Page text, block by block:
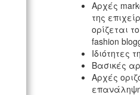
Αρχές
της
ορίζεται
fashion
Ιδιότητες
Βασικές
Αρχές